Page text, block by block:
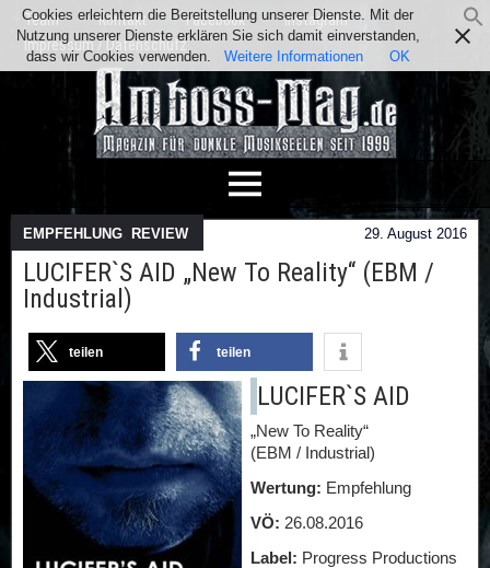
Team Kontakt Facebook
Instagram
Impressum / Datenschutz
EMPFEHLUNG REVIEW 29. August 2016
LUCIFER`S AID „New To Reality“ (EBM /
Industrial)
teilen teilen
LUCIFER`S AID
„New To Reality“
(EBM / Industrial)
Wertung: Empfehlung
VÖ: 26.08.2016
Label: Progress Productions
Cookies erleichtern die Bereitstellung unserer Dienste. Mit der
Nutzung unserer Dienste erklären Sie sich damit einverstanden,
dass wir Cookies verwenden.
Weitere Informationen OK